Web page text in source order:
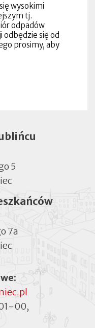
wysokimi
tj.
odpadów
odbędzie się od
prosimy, aby
5
7a
00,